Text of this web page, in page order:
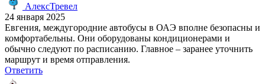
АлексТревел
24 января 2025
Евгения, междугородние автобусы в ОАЭ вполне безопасны и
комфортабельны. Они оборудованы кондиционерами и
обычно следуют по расписанию. Главное – заранее уточнить
маршрут и время отправления.
Ответить